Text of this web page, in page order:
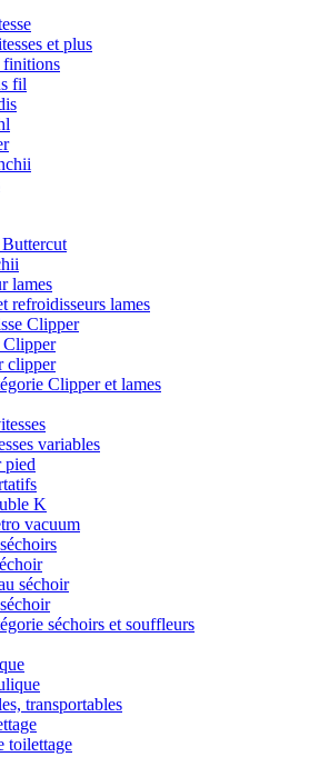
et plus
finitions
fil
lames
refroidisseurs lames
Clipper
Clipper
clipper
Clipper et lames
variables
pied
K
vacuum
séchoir
séchoirs et souffleurs
transportables
toilettage